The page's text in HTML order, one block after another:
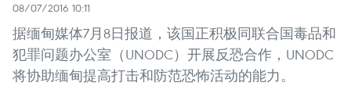
08/07/2016 10:11
据缅甸媒体7月8日报道，该国正积极同联合国毒品和
犯罪问题办公室（UNODC）开展反恐合作，UNODC
将协助缅甸提高打击和防范恐怖活动的能力。